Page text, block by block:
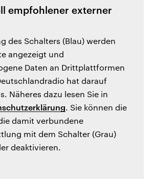
empfohlener externer
des Schalters (Blau) werden
angezeigt und
Daten an Drittplattformen
hat darauf
Näheres dazu lesen Sie in
. Sie können die
damit verbundene
mit dem Schalter (Grau)
deaktivieren.